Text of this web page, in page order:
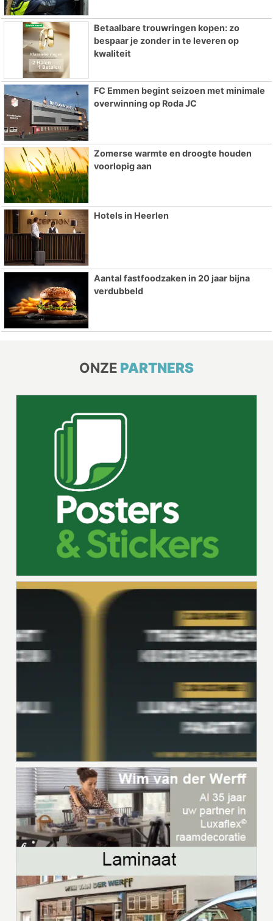
Betaalbare trouwringen kopen: zo
bespaar je zonder in te leveren op
kwaliteit
FC Emmen begint seizoen met minimale
overwinning op Roda JC
Zomerse warmte en droogte houden
voorlopig aan
Hotels in Heerlen
Aantal fastfoodzaken in 20 jaar bijna
verdubbeld
ONZE PARTNERS